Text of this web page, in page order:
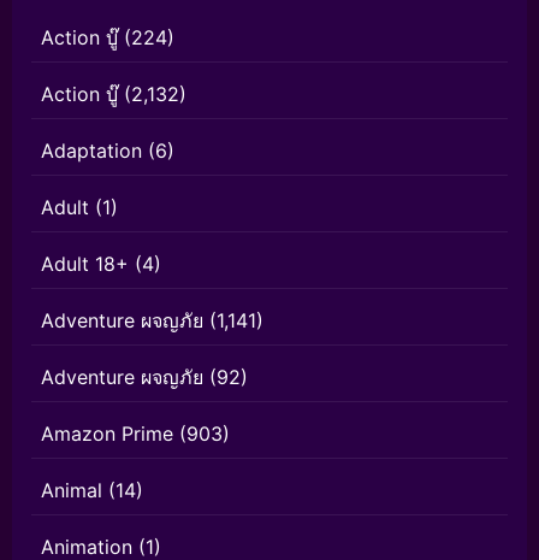
Action บู๊(224)
Action บู๊(2,132)
Adaptation (6)
Adult (1)
Adult 18+ (4)
Adventure ผจญภัย (1,141)
Adventure ผจญภัย (92)
Amazon Prime (903)
Animal (14)
Animation (1)